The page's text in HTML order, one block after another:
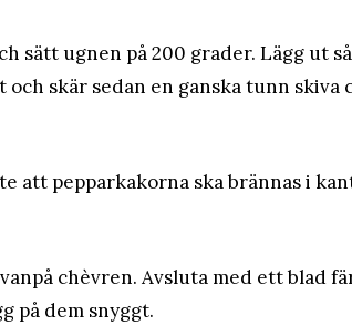
sätt ugnen på 200 grader. Lägg ut så
skär sedan en ganska tunn skiva
att pepparkakorna ska brännas i
chèvren. Avsluta med ett blad
på dem snyggt.